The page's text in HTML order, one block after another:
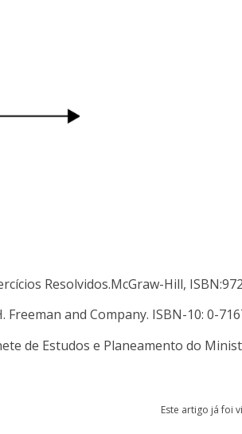
Resolvidos.McGraw-Hill,
Freeman and Company. ISBN-10: 0-
de Estudos e Planeamento do
Este artigo já foi